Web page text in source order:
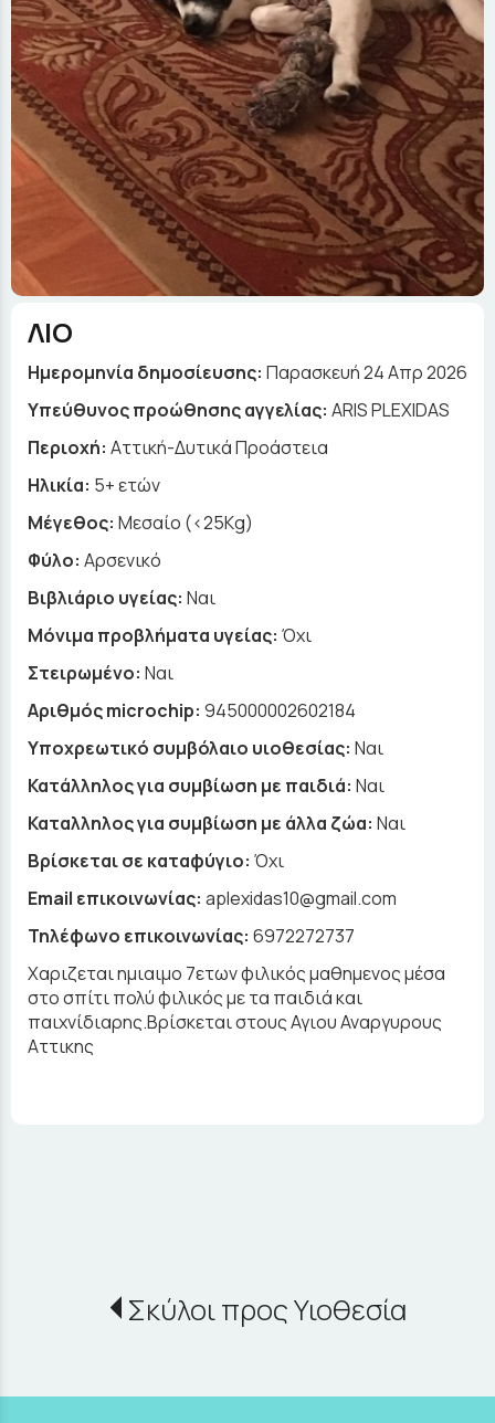
ΛΙΟ
Ημερομηνία δημοσίευσης: Παρασκευή 24 Απρ 2026
Yπεύθυνος προώθησης αγγελίας: ARIS PLEXIDAS
Περιοχή: Αττική-Δυτικά Προάστεια
Ηλικία: 5+ ετών
Μέγεθος: Μεσαίο (<25Kg)
Φύλο: Αρσενικό
Βιβλιάριο υγείας: Ναι
Μόνιμα προβλήματα υγείας: Όχι
Στειρωμένο: Ναι
Αριθμός microchip: 945000002602184
Υποχρεωτικό συμβόλαιο υιοθεσίας: Ναι
Κατάλληλος για συμβίωση με παιδιά: Ναι
Καταλληλος για συμβίωση με άλλα ζώα: Ναι
Βρίσκεται σε καταφύγιο: Όχι
Email επικοινωνίας: aplexidas10@gmail.com
Τηλέφωνο επικοινωνίας: 6972272737
Xαριζεται ημιαιμο 7ετων φιλικός μαθημενος μέσα
στο σπίτι πολύ φιλικός με τα παιδιά και
παιχνίδιαρης.Βρίσκεται στους Αγιου Αναργυρους
Αττικης
Σκύλοι προς Υιοθεσία